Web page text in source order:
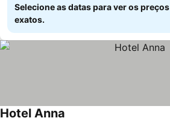
Selecione as datas para ver os preços
exatos.
Hotel Anna